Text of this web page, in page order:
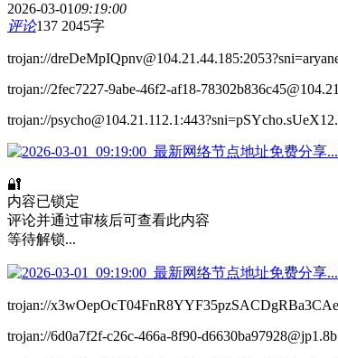
2026-03-0109:19:00
评论137 2045字
trojan://
trojan://2fec7227-9abe-46f2-af18-
trojan://
🔐
内容已锁定
评论并通过审核后可查看此内容
等待解锁...
trojan://
trojan://6d0a7f2f-c26c-466a-8f90-